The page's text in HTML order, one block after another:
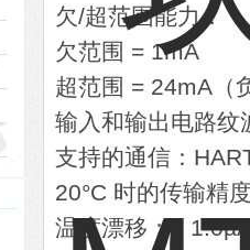
欠/超范围能力：
欠范围 = 1mA
超范围 = 24mA（
输入和输出电路纹
支持的通信：
20°C 时的传输精
温度漂移：<